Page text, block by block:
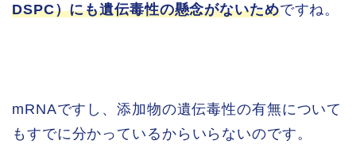
DSPC）にも遺伝毒性の懸念がないためですね。
mRNAですし、添加物の遺伝毒性の有無について
もすでに分かっているからいらないのです。